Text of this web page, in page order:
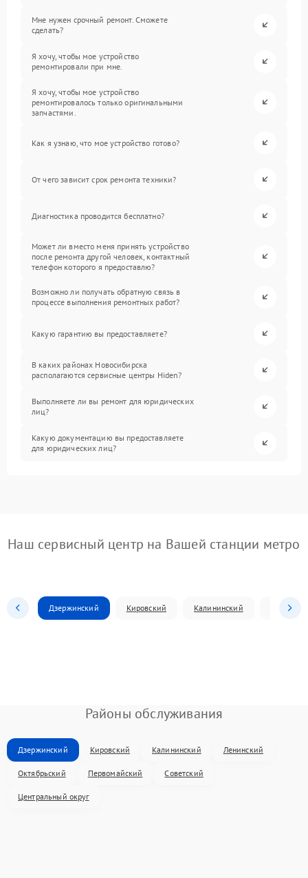
Мне нужен срочный ремонт. Сможете
сделать?
Я хочу, чтобы мое устройство
ремонтировали при мне.
Я хочу, чтобы мое устройство
ремонтировалось только оригинальными
запчастями.
Как я узнаю, что мое устройство готово?
От чего зависит срок ремонта техники?
Диагностика проводится бесплатно?
Может ли вместо меня принять устройство
после ремонта другой человек, контактный
телефон которого я предоставлю?
Возможно ли получать обратную связь в
процессе выполнения ремонтных работ?
Какую гарантию вы предоставляете?
В каких районах Новосибирска
располагаются сервисные центры Hiden?
Выполняете ли вы ремонт для юридических
лиц?
Какую документацию вы предоставляете
для юридических лиц?
Наш сервисный центр на Вашей станции метро
Дзержинский Кировский Калининский
Районы обслуживания
Дзержинский Кировский Калининский Ленинский
Октябрьский Первомайский Советский
Центральный округ